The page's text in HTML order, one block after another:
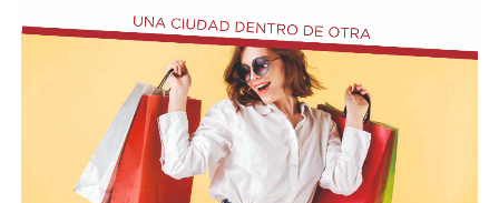
Incluye más de diez cambios de vestuario, un cuidado
diseño lumínico y escenas donde las diagonales, las
acrobacias, los firuletes y las coreografías
perfectamente sincronizadas convierten cada cuadro en
una demostración de virtuosismo, sensibilidad y trabajo
colectivo.